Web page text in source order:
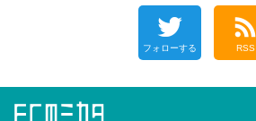
フォローする RSS